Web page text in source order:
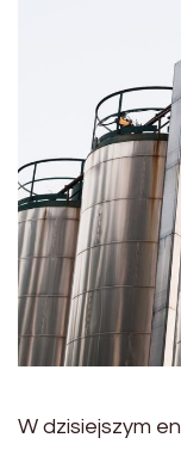
W dzisiejszym